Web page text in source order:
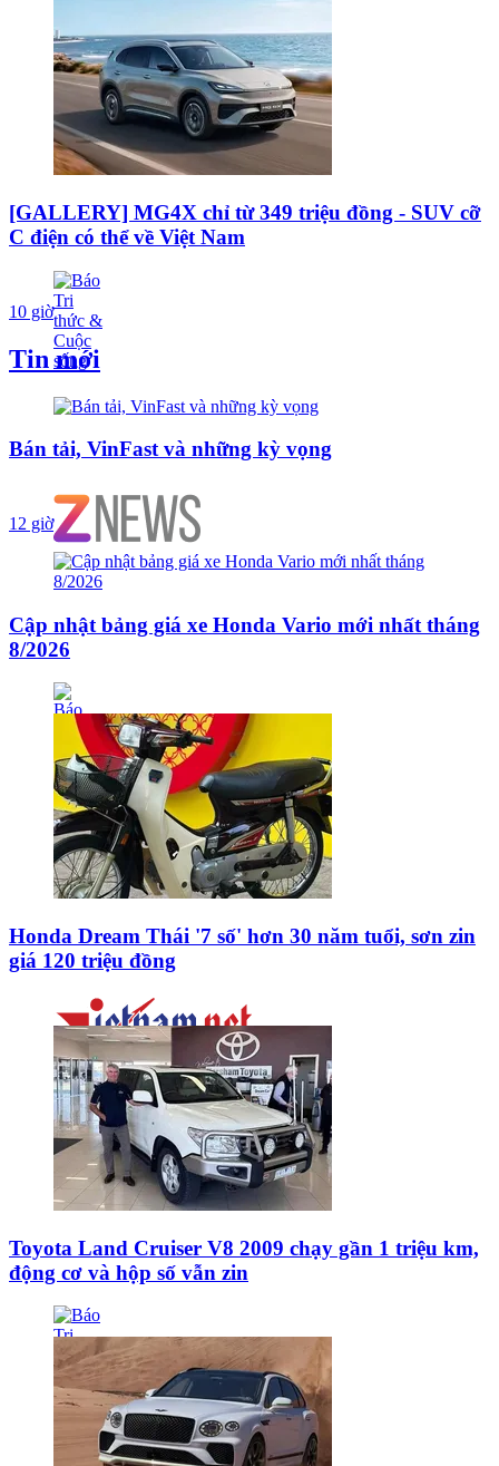
[GALLERY] MG4X chỉ từ 349 triệu đồng - SUV cỡ
C điện có thể về Việt Nam
10 giờ
Tin mới
Bán tải, VinFast và những kỳ vọng
12 giờ
Cập nhật bảng giá xe Honda Vario mới nhất tháng
8/2026
Honda Dream Thái '7 số' hơn 30 năm tuổi, sơn zin
giá 120 triệu đồng
Toyota Land Cruiser V8 2009 chạy gần 1 triệu km,
động cơ và hộp số vẫn zin